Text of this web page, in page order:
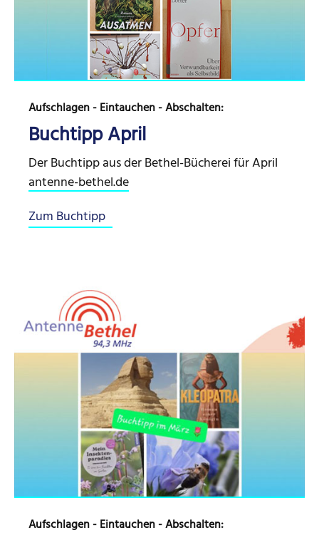
Aufschlagen - Eintauchen - Abschalten:
Buchtipp April
Der Buchtipp aus der Bethel-Bücherei für April
antenne-bethel.de
Zum Buchtipp
Aufschlagen - Eintauchen - Abschalten: